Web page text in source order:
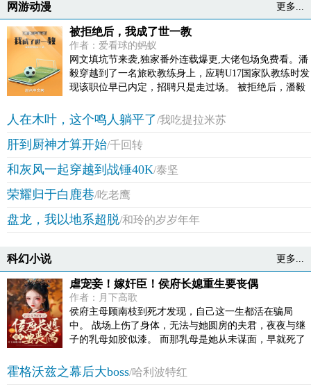
网游动漫 更多...
被拒绝后，我成了世一教
作者：爱看球的蚂蚁
网文填坑节来袭,独家番外连载爆更,大佬包场免费看。潘
毅穿越到了一名旅欧教练身上，应聘U17国家队教练时发
现该职位早已内定，招聘只是走过场。 被拒绝后，潘毅
的足球战术！ 他通过面试进入了AC米兰教练组，从此开
启了辉煌的教练生涯。拥有他的球队，往往可以马上发
生蜕变，无论是人员构成还是战术组织都极为合理。 潘
国足球迷：“这样化腐朽为神奇的教练，国足居然不
人在木叶，这个鸣人躺平了/我吃提拉米苏
肝到厨神才算开始/千回转
和灰风一起穿越到战锤40K/泰坚
荣耀归于白鹿巷/吃老鹰
盘龙，我以地系超脱/和玲的岁岁年年
科幻小说 更多...
虐宠妾！嫁奸臣！侯府长媳重生要丧偶
作者：月下高歌
侯府主母顾南枝到死才发现，自己这一生都活在骗局
中。 战场上伤了身体，无法与她圆房的夫君，夜夜与继
子的乳母如胶似漆。 而那乳母是她从未谋面，早就死了
生子。 一手养大的孩子恨不得她去死，爱了一辈子的夫
君，为了扶自己心爱的女子上位，亲手毒杀了她。 重活
霍格沃兹之幕后大boss/哈利波特红